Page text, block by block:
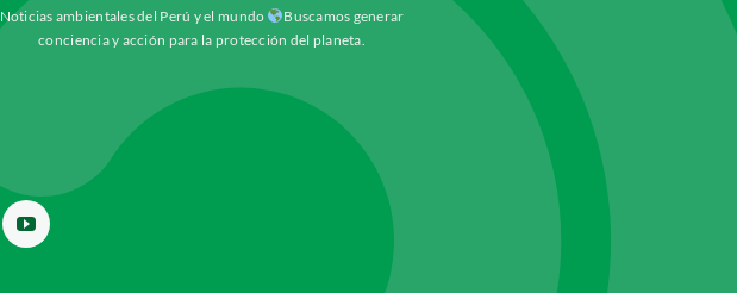
Noticias ambientales del Perú y el mundo
Buscamos generar
conciencia y acción para la protección del planeta.